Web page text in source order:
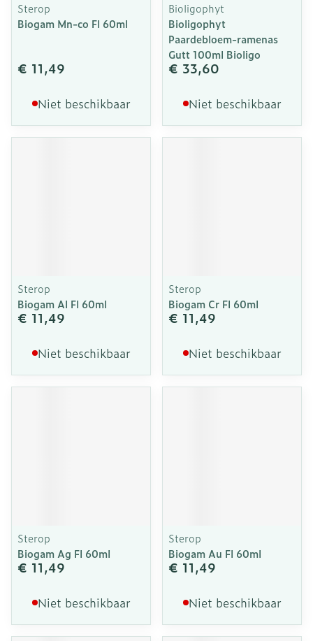
Sterop
Biogam Mn-co Fl 60ml
€ 11,49
Niet beschikbaar
Bioligophyt
Bioligophyt
Paardebloem-ramenas
Gutt 100ml Bioligo
€ 33,60
Niet beschikbaar
Sterop
Biogam Al Fl 60ml
€ 11,49
Niet beschikbaar
Sterop
Biogam Cr Fl 60ml
€ 11,49
Niet beschikbaar
Sterop
Biogam Ag Fl 60ml
€ 11,49
Niet beschikbaar
Sterop
Biogam Au Fl 60ml
€ 11,49
Niet beschikbaar